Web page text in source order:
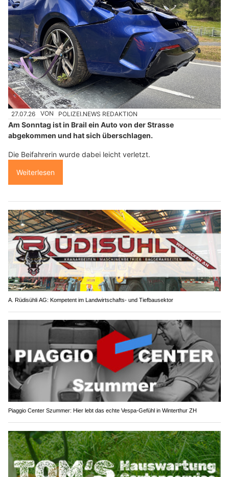
27.07.26 VON POLIZEI.NEWS REDAKTION
Am Sonntag ist in Brail ein Auto von der Strasse
abgekommen und hat sich überschlagen.
Die Beifahrerin wurde dabei leicht verletzt.
Weiterlesen
A. Rüdisühli AG: Kompetent im Landwirtschafts- und Tiefbausektor
Piaggio Center Szummer: Hier lebt das echte Vespa-Gefühl in Winterthur ZH